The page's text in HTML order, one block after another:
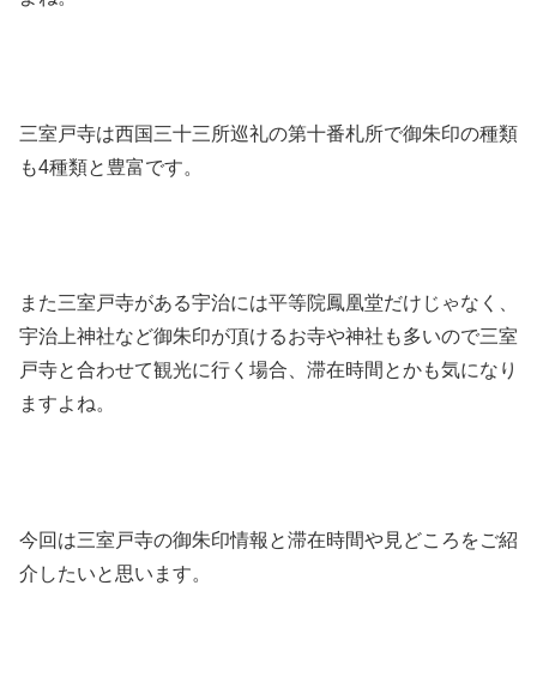
三室戸寺は西国三十三所巡礼の第十番札所で御朱印の種類
も4種類と豊富です。
また三室戸寺がある宇治には平等院鳳凰堂だけじゃなく、
宇治上神社など御朱印が頂けるお寺や神社も多いので三室
戸寺と合わせて観光に行く場合、滞在時間とかも気になり
ますよね。
今回は三室戸寺の御朱印情報と滞在時間や見どころをご紹
介したいと思います。